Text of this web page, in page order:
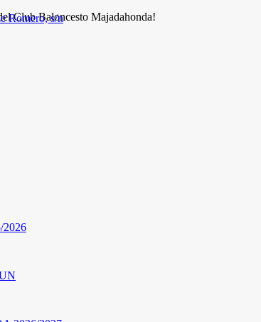
Club Baloncesto Majadahonda!
Romero, s/n